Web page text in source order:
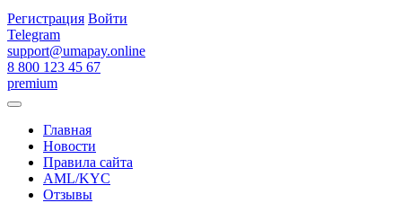
Регистрация Войти
Telegram
support@umapay.online
8 800 123 45 67
premium
Главная
Новости
Правила сайта
AML/KYC
Отзывы